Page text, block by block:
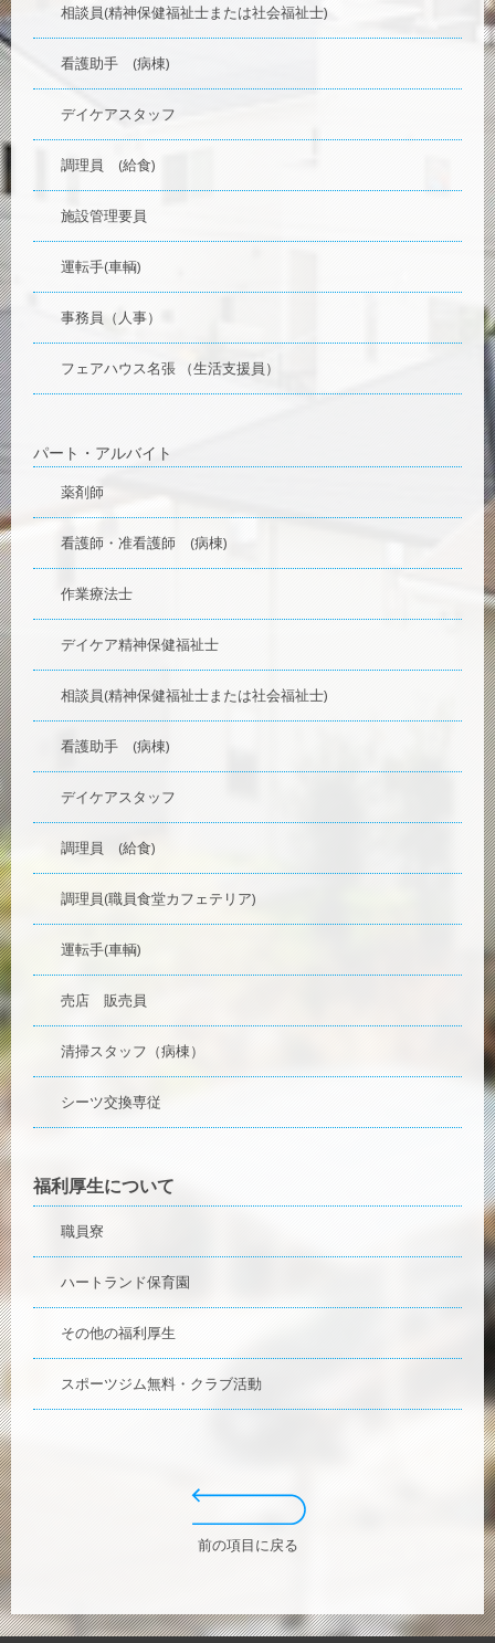
相談員(精神保健福祉士または社会福祉士)
看護助手 (病棟)
デイケアスタッフ
調理員 (給食)
施設管理要員
運転手(車輌)
事務員（人事）
フェアハウス名張 （生活支援員）
パート・アルバイト
薬剤師
看護師・准看護師 (病棟)
作業療法士
デイケア精神保健福祉士
相談員(精神保健福祉士または社会福祉士)
看護助手 (病棟)
デイケアスタッフ
調理員 (給食)
調理員(職員食堂カフェテリア)
運転手(車輌)
売店 販売員
清掃スタッフ（病棟）
シーツ交換専従
福利厚生について
職員寮
ハートランド保育園
その他の福利厚生
スポーツジム無料・クラブ活動
前の項目に戻る